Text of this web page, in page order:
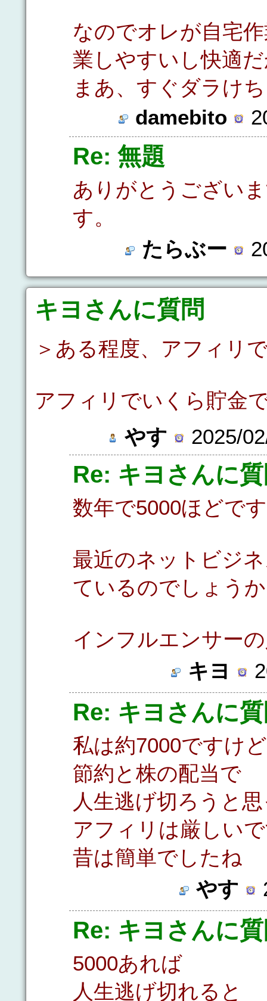
なのでオレが自宅
業しやすいし快適
まあ、すぐダラけ
damebito
Re: 無題
ありがとうござい
す。
たらぶー
キヨさんに質問
＞ある程度、アフィリ
アフィリでいくら貯金
やす
2025/
Re: キヨさんに
数年で5000ほどで
最近のネットビジ
ているのでしょう
インフルエンサー
キヨ
Re: キヨさんに
私は約7000ですけど
節約と株の配当で
人生逃げ切ろうと
アフィリは厳しい
昔は簡単でしたね
やす
Re: キヨさんに
5000あれば
人生逃げ切れると